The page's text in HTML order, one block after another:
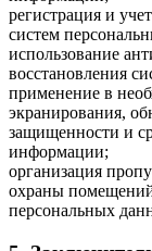
регистрация и
систем
использование
восстановления
применение в
экранирования,
защищенности и
информации;
организация
охраны
персональных